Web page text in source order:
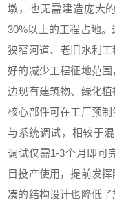
墩，也无需建造庞大
30%以上的工程占地
狭窄河道、老旧水利
好的减少工程征地范
边现有建筑物、绿化
核心部件可在工厂预
与系统调试，相较于
调试仅需1-3个月即可
目投产使用，提前发
凑的结构设计也降低了